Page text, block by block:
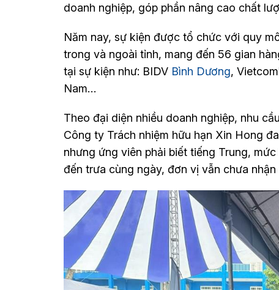
doanh nghiệp, góp phần nâng cao chất
Năm nay, sự kiện được tổ chức với quy
trong và ngoài tỉnh, mang đến 56 gian
tại sự kiện như: BIDV Bình Dương,
Nam…
Theo đại diện nhiều doanh nghiệp, nhu
Công ty Trách nhiệm hữu hạn Xin Hong
nhưng ứng viên phải biết tiếng Trung,
đến trưa cùng ngày, đơn vị vẫn chưa